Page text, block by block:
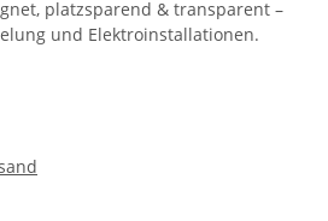
platzsparend & transparent –
und Elektroinstallationen.